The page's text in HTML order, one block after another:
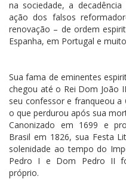
na sociedade, a
ação dos falsos
renovação – de ordem
Espanha, em Portugal e
Sua fama de eminentes
chegou até o Rei Dom João
seu confessor e franqueou a
o que perdurou após sua
Canonizado em 1699 e
Brasil em 1826, sua Festa
solenidade ao tempo do
Pedro I e Dom Pedro II
próprio.